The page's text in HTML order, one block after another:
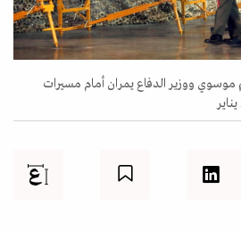
موسوي ووزير الدفاع يمران أمام مسيرات